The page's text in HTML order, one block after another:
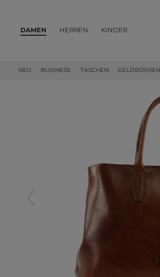
DAMEN
NEU BUSINESS TASCHEN GELDBÖRSEN
HERREN KINDER